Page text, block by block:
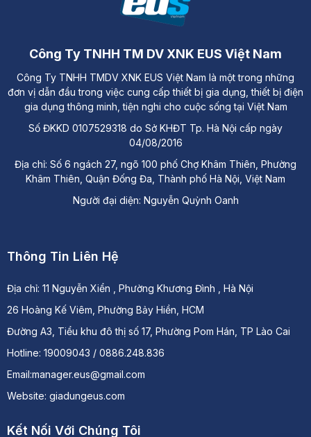
Thông Tin Liên Hệ
Địa chỉ: 11 Nguyễn Xiển , Phường Khương Đình , Hà Nội
26 Hoàng Kế Viêm, Phường Bảy Hiền, HCM
Đường A3, Tiểu khu đô thị số 17, Phường Pom Hán, TP Lào Cai
Hotline: 19009043 / 0886.248.836
Email:manager.eus@gmail.com
Website: giadungeus.com
Công Ty TNHH TM DV XNK EUS Việt Nam
Công Ty TNHH TMDV XNK EUS Việt Nam là một trong những
đơn vị dẫn đầu trong việc cung cấp thiết bị gia dụng, thiết bị điện
gia dụng thông minh, tiện nghi cho cuộc sống tại Việt Nam
Số ĐKKD 0107529318 do Sở KHĐT Tp. Hà Nội cấp ngày
04/08/2016
Địa chỉ: Số 6 ngách 27, ngõ 100 phố Chợ Khâm Thiên, Phường
Khâm Thiên, Quận Đống Đa, Thành phố Hà Nội, Việt Nam
Người đại diện: Nguyễn Quỳnh Oanh
Kết Nối Với Chúng Tôi